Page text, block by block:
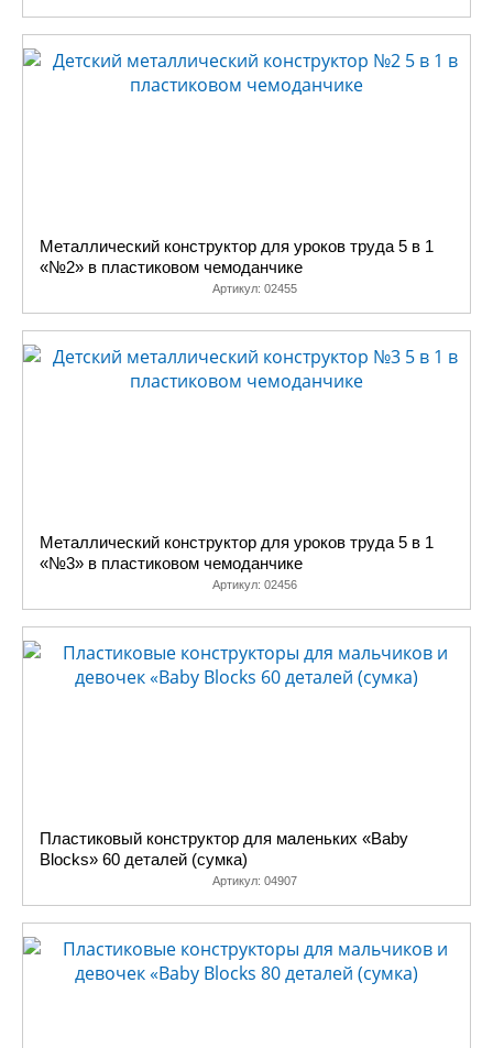
Металлический конструктор для уроков труда 5 в 1
«№2» в пластиковом чемоданчике
Артикул: 02455
Металлический конструктор для уроков труда 5 в 1
«№3» в пластиковом чемоданчике
Артикул: 02456
Пластиковый конструктор для маленьких «Baby
Blocks» 60 деталей (сумка)
Артикул: 04907